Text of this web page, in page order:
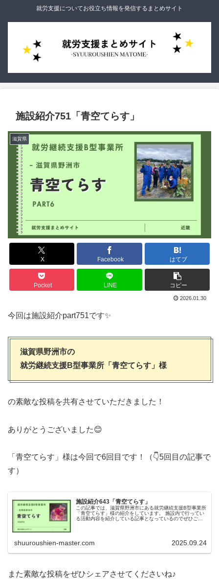
就労支援についてお役立ち情報を発信するまとめサイト
施設紹介751「青空てらす」
滋賀県
X Facebook はてブ
Pocket LINE コピー
2026.01.30
今回は施設紹介part751です✨
滋賀県野洲市の
就労継続支援B型事業所「青空てらす」様
の素敵な投稿を共有させていただきました！
ありがとうございました😊
「青空てらす」様は今回で6回目です！（👇5回目の記事で
す）
施設紹介643「青空てらす」
この記事では、滋賀県野洲市にある就労継続支援B型事業所
「青空てらす」様の紹介をしています。 施設内で行ってい
る活動内容を紹介している記事となっているのでぜひご覧
shuuroushien-master.com 2025.09.24
また素敵な投稿をぜひシェアさせてくださいね♪